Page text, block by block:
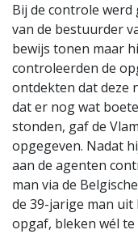
Bij de controle
van de bestuurder
bewijs tonen maar
controleerden de
ontdekten dat deze
dat er nog wat
stonden, gaf de
opgegeven. Nadat
aan de agenten
man via de
de 39-jarige man uit
opgaf, bleken wél